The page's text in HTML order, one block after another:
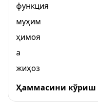
функция
муҳим
ҳимоя
а
жиҳоз
Ҳаммасини кўриш